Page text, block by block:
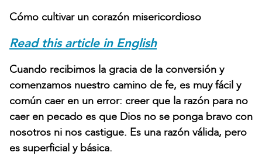
Cómo cultivar un corazón misericordioso
Read this article in English
Cuando recibimos la gracia de la conversión y
comenzamos nuestro camino de fe, es muy fácil y
común caer en un error: creer que la razón para no
caer en pecado es que Dios no se ponga bravo con
nosotros ni nos castigue. Es una razón válida, pero
es superficial y básica.